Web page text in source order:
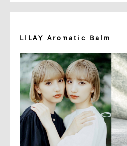
LILAY Aromatic Balm